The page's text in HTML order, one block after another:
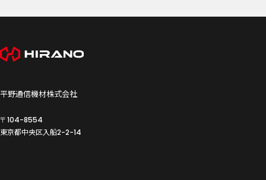
平野通信機材株式会社
〒104-8554
東京都中央区入船2-2-14